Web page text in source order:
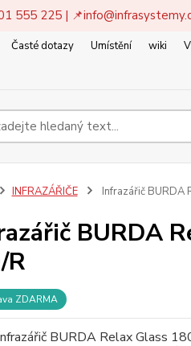
555 225 | 📌
Časté dotazy Umístění wiki
INFRAZÁŘIČE Infrazářič
BURDA
R
ZDARMA